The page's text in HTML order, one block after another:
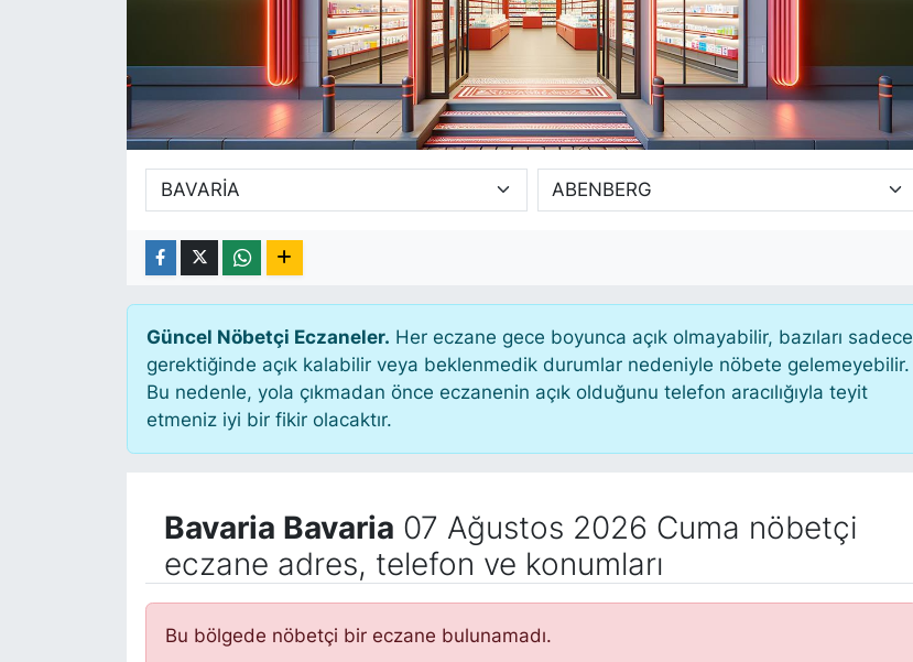
Güncel Nöbetçi Eczaneler. Her eczane gece boyunca açık olmayabilir, bazıları sadece
gerektiğinde açık kalabilir veya beklenmedik durumlar nedeniyle nöbete gelemeyebilir.
Bu nedenle, yola çıkmadan önce eczanenin açık olduğunu telefon aracılığıyla teyit
etmeniz iyi bir fikir olacaktır.
Bavaria Bavaria 07 Ağustos 2026 Cuma nöbetçi
eczane adres, telefon ve konumları
Bu bölgede nöbetçi bir eczane bulunamadı.
SAĞLIK